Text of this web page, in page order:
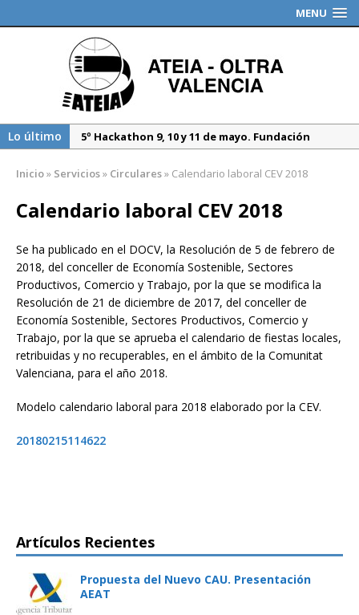
MENU
Lo último
5º Hackathon 9, 10 y 11 de mayo. Fundación
Borrador DGT, medidas especiales regulación
tráfico durante 2025
Inicio» Servicios» Circulares» Calendario laboral CEV 2018
Calendario laboral CEV 2018
Se ha publicado en el DOCV, la Resolución de 5 de febrero de
2018, del conceller de Economía Sostenible, Sectores
Productivos, Comercio y Trabajo, por la que se modifica la
Resolución de 21 de diciembre de 2017, del conceller de
Economía Sostenible, Sectores Productivos, Comercio y
Trabajo, por la que se aprueba el calendario de fiestas locales,
retribuidas y no recuperables, en el ámbito de la Comunitat
Valenciana, para el año 2018.
Modelo calendario laboral para 2018 elaborado por la CEV.
20180215114622
Artículos Recientes
Propuesta del Nuevo CAU. Presentación
AEAT